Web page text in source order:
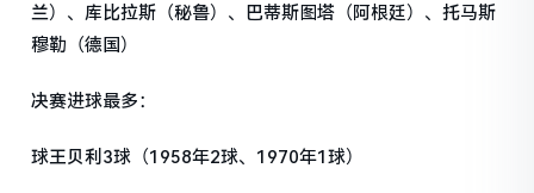
兰）、库比拉斯（秘鲁）、巴蒂斯图塔（阿根廷）、托马斯
穆勒（德国）
决赛进球最多：
球王贝利3球（1958年2球、1970年1球）